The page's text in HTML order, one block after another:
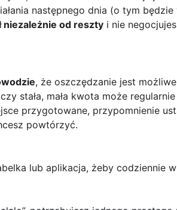
następnego dnia (o tym
niezależnie od reszty i nie
, że oszczędzanie jest
stała, mała kwota może
przygotowane, przypomnienie
powtórzyć.
lub aplikacja, żeby codziennie